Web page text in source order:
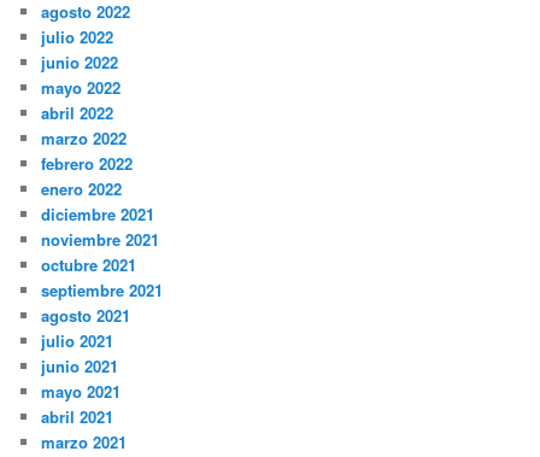
agosto 2022
julio 2022
junio 2022
mayo 2022
abril 2022
marzo 2022
febrero 2022
enero 2022
diciembre 2021
noviembre 2021
octubre 2021
septiembre 2021
agosto 2021
julio 2021
junio 2021
mayo 2021
abril 2021
marzo 2021